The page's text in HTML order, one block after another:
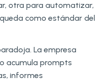
otra para automatizar,
como estándar del
La empresa
acumula prompts
informes